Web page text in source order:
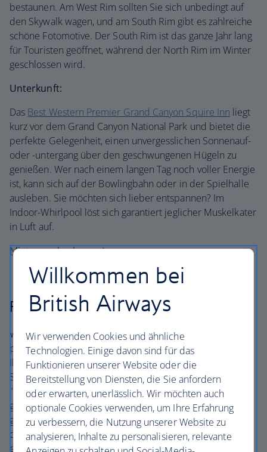
bestaunen. Am West Rim sollten Sie sich unbedingt auf
den Skywalk wagen, und am South Rim gibt es zahlreiche
schöne Fotomotive. Der South Rim ist das ganze Jahr lang
für Touristen geöffnet, während der North Rim im Winter
geschlossen wird.
Unterkunft:
Das Best Western Premier Grand Canyon Squire Inn liegt
kurz vor dem Grand Canyon National Park und bietet die
perfekte Gelegenheit, einen unvergesslichen Sonnenauf-
oder -untergang über den geschwungenen Hügeln zu
genießen. Wer nach einem langen Tag noch voller Energie
ist, kann sich auf der Bowlingbahn oder in der Spielhalle
ausleben. Sie möchten sich lieber entspannen? Im
Indoor-Whirlpool löst sich garantiert jeglicher Muskelkater
in Luft auf.
Mietwagenbuchung
Phoenix
Wenn Sie eine Tour nach Süden in Richtung Phoenix
planen, liegen ein paar großartige Zwischenstopps auf
Ihrem Weg. ImSlide Rock State Parkgibt es
Stromschnellen und von der Natur geformte
"Rutschbahnen". Packen Sie Ihre Badesachen ein und
genießen Sie das warme Wasser von Oak Creek – aber
geben Sie auf den rutschigen Gehwegen Acht! Nach
dieser Erfrischung können Sie die herrlichen Naturpfade
entlang wandern und die friedvolle Atmosphäre der
Willkommen bei
British Airways
Wir verwenden Cookies und ähnliche
Technologien. Einige davon sind für das
Funktionieren unserer Website oder die
Bereitstellung von Diensten, die Sie anfordern
oder erwarten, unerlässlich. Wir möchten auch
optionale Cookies verwenden, um Ihre Erfahrung
zu verbessern, die Nutzung unserer Website zu
analysieren, Inhalte zu personalisieren, relevante